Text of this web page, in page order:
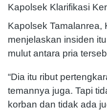
Kapolsek Klarifikasi
Kapolsek Tamalanrea,
menjelaskan insiden
mulut antara pria
“Dia itu ribut
temannya juga. Tapi
korban dan tidak ada